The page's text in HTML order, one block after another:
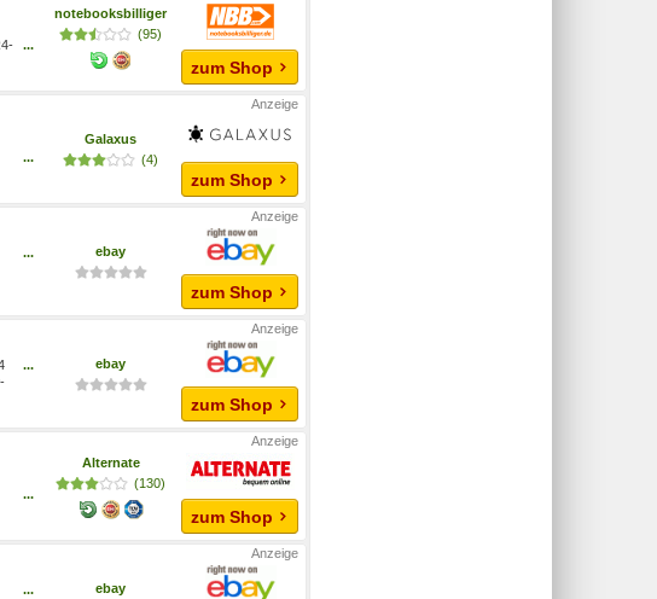
...
notebooksbilliger
(95)
zum Shop
...
Galaxus
(4)
zum Shop
...
ebay
zum Shop
...
ebay
zum Shop
...
Alternate
(130)
zum Shop
...
ebay